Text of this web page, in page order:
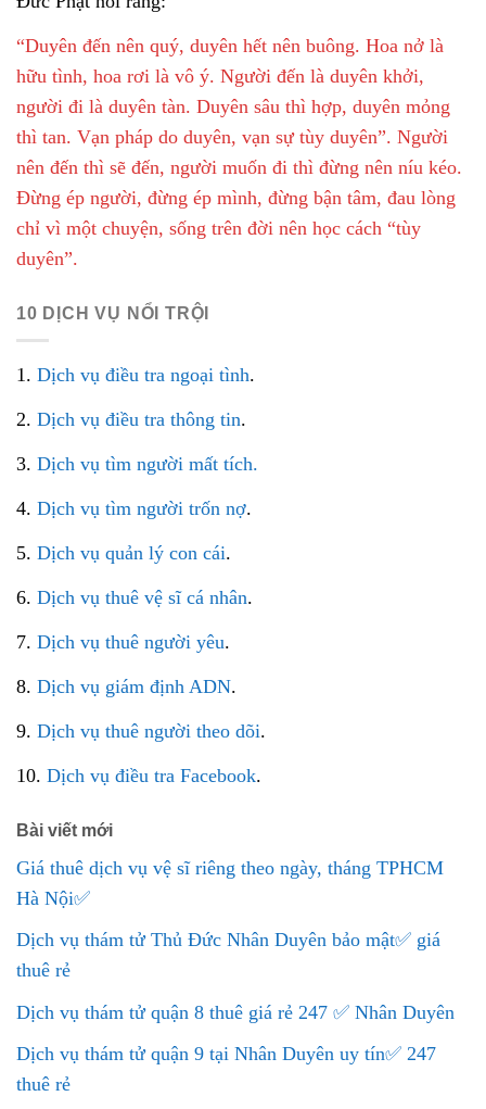
“Duyên đến nên quý, duyên hết nên buông. Hoa nở là
hữu tình, hoa rơi là vô ý. Người đến là duyên khởi,
người đi là duyên tàn. Duyên sâu thì hợp, duyên mỏng
thì tan. Vạn pháp do duyên, vạn sự tùy duyên”. Người
nên đến thì sẽ đến, người muốn đi thì đừng nên níu kéo.
Đừng ép người, đừng ép mình, đừng bận tâm, đau lòng
chỉ vì một chuyện, sống trên đời nên học cách “tùy
duyên”.
10 DỊCH VỤ NỔI TRỘI
1. Dịch vụ điều tra ngoại tình.
2. Dịch vụ điều tra thông tin.
3. Dịch vụ tìm người mất tích.
4. Dịch vụ tìm người trốn nợ.
5. Dịch vụ quản lý con cái.
6. Dịch vụ thuê vệ sĩ cá nhân.
7. Dịch vụ thuê người yêu.
8. Dịch vụ giám định ADN.
9. Dịch vụ thuê người theo dõi.
10. Dịch vụ điều tra Facebook.
Bài viết mới
Giá thuê dịch vụ vệ sĩ riêng theo ngày, tháng TPHCM
Hà Nội✅
Dịch vụ thám tử Thủ Đức Nhân Duyên bảo mật✅ giá
thuê rẻ
Dịch vụ thám tử quận 8 thuê giá rẻ 247 ✅ Nhân Duyên
Dịch vụ thám tử quận 9 tại Nhân Duyên uy tín✅ 247
thuê rẻ